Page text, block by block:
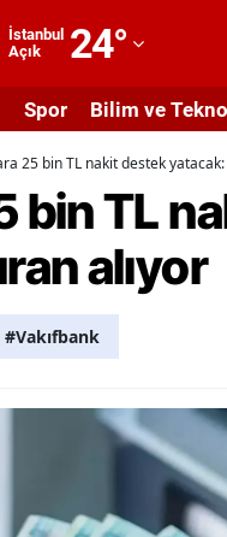
İstanbul
Açık
24°
Adıyaman
Afyonkarahisar
Ağrı
Amasya
Ankara
Balıkesir
Spor Bilim ve
25 bin TL nakit destek
bin TL
alıyor
#Vakıfbank